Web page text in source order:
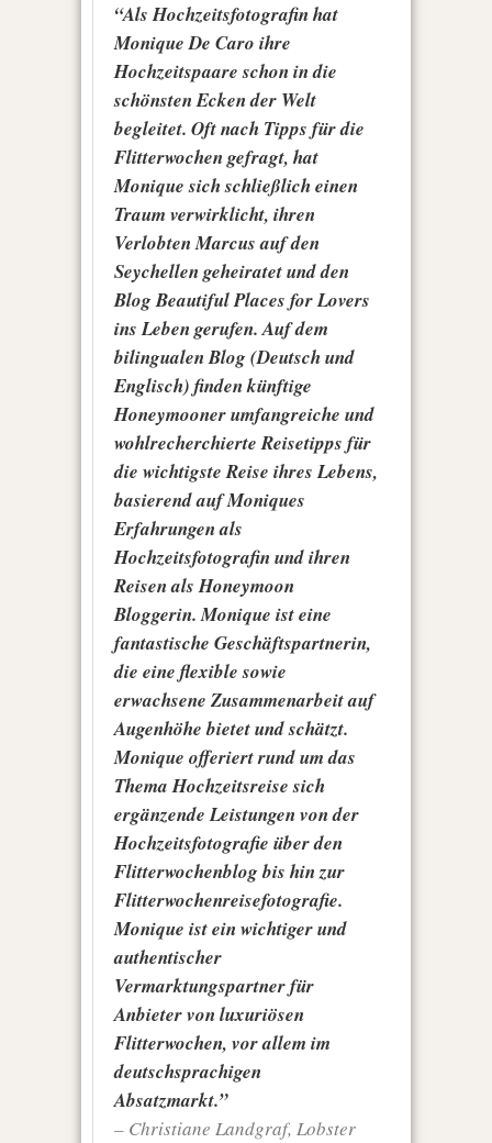
“Als Hochzeitsfotografin hat
Monique De Caro ihre
Hochzeitspaare schon in die
schönsten Ecken der Welt
begleitet. Oft nach Tipps für die
Flitterwochen gefragt, hat
Monique sich schließlich einen
Traum verwirklicht, ihren
Verlobten Marcus auf den
Seychellen geheiratet und den
Blog Beautiful Places for Lovers
ins Leben gerufen. Auf dem
bilingualen Blog (Deutsch und
Englisch) finden künftige
Honeymooner umfangreiche und
wohlrecherchierte Reisetipps für
die wichtigste Reise ihres Lebens,
basierend auf Moniques
Erfahrungen als
Hochzeitsfotografin und ihren
Reisen als Honeymoon
Bloggerin. Monique ist eine
fantastische Geschäftspartnerin,
die eine flexible sowie
erwachsene Zusammenarbeit auf
Augenhöhe bietet und schätzt.
Monique offeriert rund um das
Thema Hochzeitsreise sich
ergänzende Leistungen von der
Hochzeitsfotografie über den
Flitterwochenblog bis hin zur
Flitterwochenreisefotografie.
Monique ist ein wichtiger und
authentischer
Vermarktungspartner für
Anbieter von luxuriösen
Flitterwochen, vor allem im
deutschsprachigen
Absatzmarkt.”
– Christiane Landgraf, Lobster